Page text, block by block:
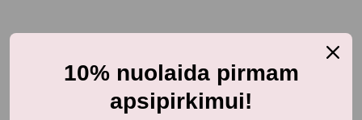
Panašūs produktai
10% nuolaida pirmam
apsipirkimui!